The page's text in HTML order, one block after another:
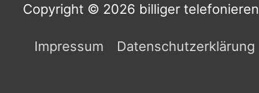
Copyright © 2026 billiger telefonieren
Impressum Datenschutzerklärung